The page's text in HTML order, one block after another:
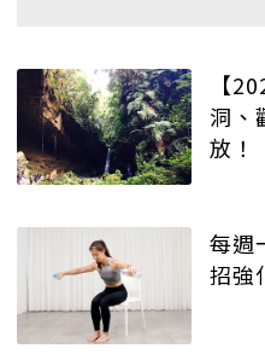
【
洞、
放！
每週
招強